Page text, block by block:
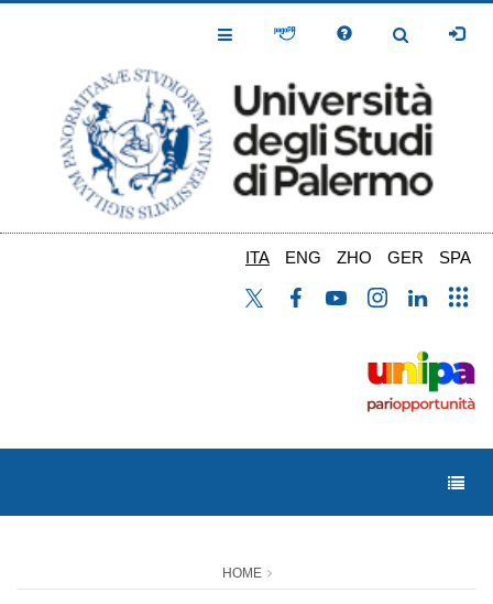
Toggle
Toggle
ITA ENG ZHO GER SPA
HOME